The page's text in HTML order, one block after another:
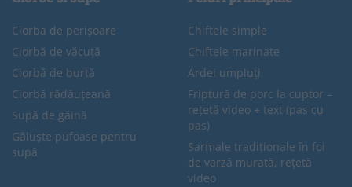
Ciorba de perișoare
Ciorbă de văcuță
Ciorbă de burtă
Ciorbă rădăuțeană
Supă de găină
Găluște pufoase pentru
supă
Chiftele simple
Chiftele marinate
Ardei umpluți
Friptură de porc la cuptor –
rețetă video + text (pas cu
pas)
Sarmale tradiționale în foi
de varză murată, rețetă
video